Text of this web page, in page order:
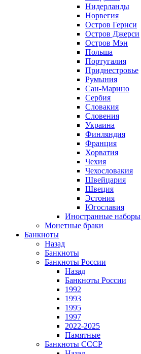
Нидерланды
Норвегия
Остров Гернси
Остров Джерси
Остров Мэн
Польша
Португалия
Приднестровье
Румыния
Сан-Марино
Сербия
Словакия
Словения
Украина
Финляндия
Франция
Хорватия
Чехия
Чехословакия
Швейцария
Швеция
Эстония
Югославия
Иностранные наборы
Монетные браки
Банкноты
Назад
Банкноты
Банкноты России
Назад
Банкноты России
1992
1993
1995
1997
2022-2025
Памятные
Банкноты СССР